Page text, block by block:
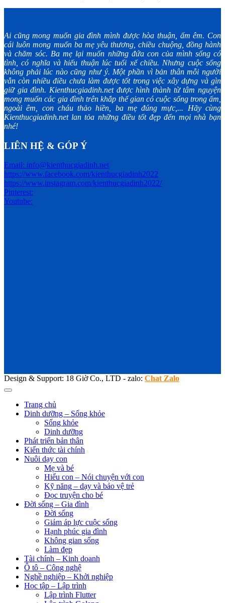
Ai cũng mong muốn gia đình mình được hòa thuận, ấm êm. Con
cái luôn mong muốn ba mẹ yêu thương, chiều chuộng, đồng hành
và chăm sóc. Ba mẹ lại muốn những đứa con của mình sống có
tình, có nghĩa và hiếu thuận lúc tuổi xế chiều. Nhưng cuộc sống
không phải lúc nào cũng như ý. Một phần vì bản thân mỗi người
vẫn còn nhiều điều chưa làm được tốt trong việc xây dựng và gìn
giữ gia đình. Kienthucgiadinh.net được hình thành từ tâm nguyện
mong muốn các gia đình trên khắp thế gian có cuộc sống trong ấm,
ngoài êm, con cháu thảo hiền, ba mẹ đúng mực,... Hãy cùng
Kienthucgiadinh.net lan tỏa những điều tốt đẹp đến mọi nhà bạn
nhé!
LIÊN HỆ & GÓP Ý
Email: info@kienthucgiadinh.net
https://www.facebook.com/kienthucgiadinh2022
https://www.instagram.com/kienthucgiadinh2022/
Pinterest:
Youtube:
Design & Support: 18 Giờ Co., LTD - zalo: Chat Zalo
Trang chủ
Dinh dưỡng – Sống khỏe
Sống khỏe
Dinh dưỡng
Phát triển bản thân
Kiến thức tài chính
Nuôi dạy con
Mẹ và bé
Hiểu con – Nói chuyện với con
Kỹ năng – dạy và bảo vệ trẻ
Đọc truyện cho bé
Đời sống – Gia đình
Đời sống
Giảm áp lực cuộc sống
Hạnh phúc gia đình
Không gian sống
Làm đẹp
Tài chính – Kinh doanh
Ô tô – Công nghệ
Nghề nghiệp – Khởi nghiệp
Học tập – Lập trình
Lập trình Flutter